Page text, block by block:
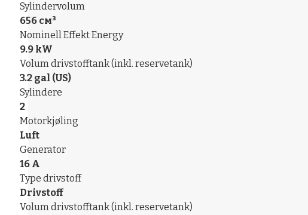
Sylindervolum
656 см³
Nominell Effekt Energy
9.9 kW
Volum drivstofftank (inkl. reservetank)
3.2 gal (US)
Sylindere
2
Motorkjøling
Luft
Generator
16 A
Type drivstoff
Drivstoff
Volum drivstofftank (inkl. reservetank)